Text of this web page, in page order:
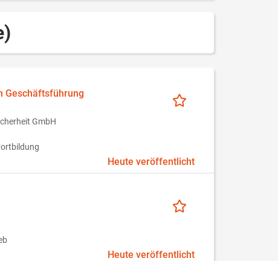
Geschäftsführung
GmbH
Heute veröffentlicht
Heute veröffentlicht